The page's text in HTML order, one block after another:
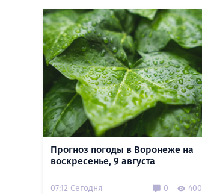
Прогноз погоды в Воронеже на
воскресенье, 9 августа
07:12 Сегодня 0 400